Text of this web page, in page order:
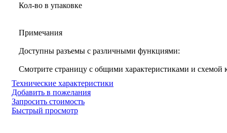
Кол-во в упаковке
Примечания
Доступны разъемы с различными функциями:
Смотрите страницу с общими характеристиками и схемой
Технические характеристики
Добавить в пожелания
Запросить стоимость
Быстрый просмотр